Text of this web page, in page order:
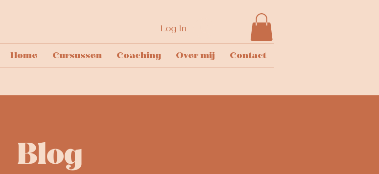
Log In
Home Cursussen Coaching Over mij Contact
Blog